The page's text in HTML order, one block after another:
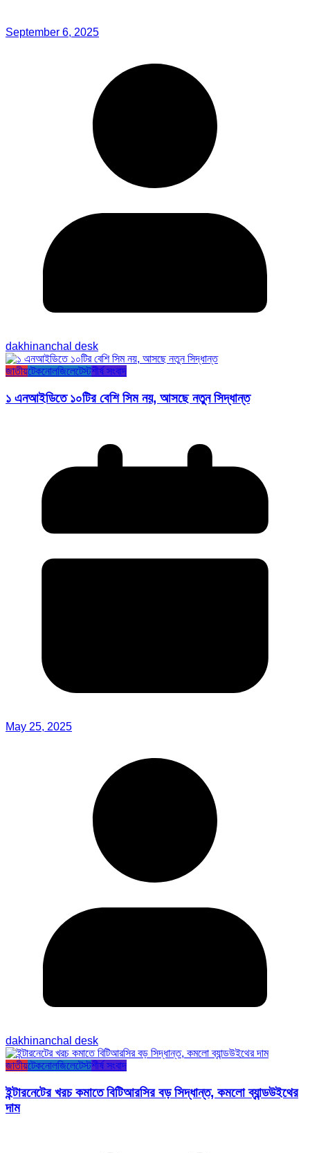
September 6, 2025
dakhinanchal desk
জাতীয়টেকনোলজিলেটেস্টশীর্ষ সংবাদ
১ এনআইডিতে ১০টির বেশি সিম নয়, আসছে নতুন সিদ্ধান্ত
May 25, 2025
dakhinanchal desk
জাতীয়টেকনোলজিলেটেস্টশীর্ষ সংবাদ
ইন্টারনেটের খরচ কমাতে বিটিআরসির বড় সিদ্ধান্ত, কমলো ব্যান্ডউইথের
দাম